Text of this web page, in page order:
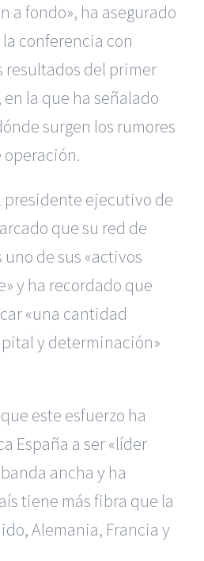
a fondo», ha asegurado
la conferencia con
resultados del primer
la que ha señalado
surgen los rumores
operación.
presidente ejecutivo de
que su red de
de sus «activos
y ha recordado que
«una cantidad
y determinación»
este esfuerzo ha
España a ser «líder
ancha y ha
tiene más fibra que la
, Alemania, Francia y